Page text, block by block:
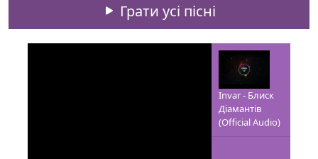
Грати усі пісні
Invar - Блиск
Діамантів
(Official Audio)